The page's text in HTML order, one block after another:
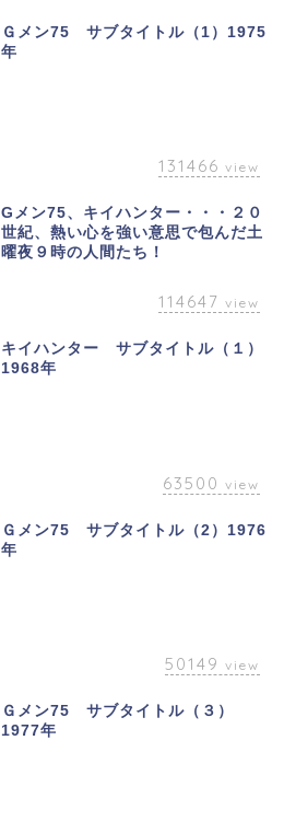
Ｇメン75 サブタイトル（1）1975
年
131466 view
Gメン75、キイハンター・・・２０
世紀、熱い心を強い意思で包んだ土
曜夜９時の人間たち！
114647 view
キイハンター サブタイトル（１）
1968年
63500 view
Ｇメン75 サブタイトル（2）1976
年
50149 view
Ｇメン75 サブタイトル（３）
1977年